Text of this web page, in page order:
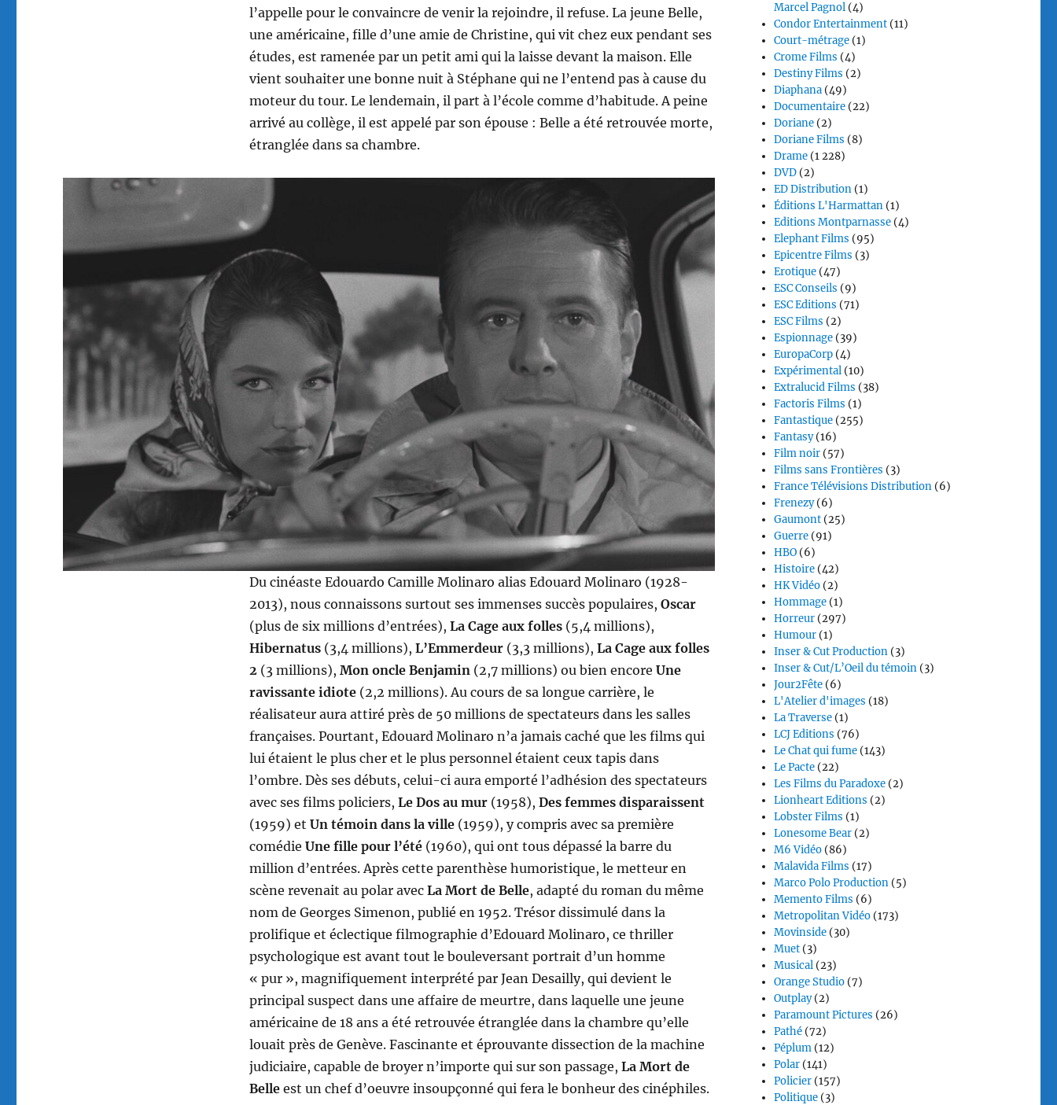
l’appelle pour le convaincre de venir la rejoindre, il refuse. La jeune Belle,
une américaine, fille d’une amie de Christine, qui vit chez eux pendant ses
études, est ramenée par un petit ami qui la laisse devant la maison. Elle
vient souhaiter une bonne nuit à Stéphane qui ne l’entend pas à cause du
moteur du tour. Le lendemain, il part à l’école comme d’habitude. A peine
arrivé au collège, il est appelé par son épouse : Belle a été retrouvée morte,
étranglée dans sa chambre.
Du cinéaste Edouardo Camille Molinaro alias Edouard Molinaro (1928-
2013), nous connaissons surtout ses immenses succès populaires, Oscar
(plus de six millions d’entrées), La Cage aux folles (5,4 millions),
Hibernatus(3,4 millions), L’Emmerdeur(3,3 millions), La Cage aux folles
2(3 millions), Mon oncle Benjamin(2,7 millions) ou bien encore Une
ravissante idiote(2,2 millions). Au cours de sa longue carrière, le
réalisateur aura attiré près de 50 millions de spectateurs dans les salles
françaises. Pourtant, Edouard Molinaro n’a jamais caché que les films qui
lui étaient le plus cher et le plus personnel étaient ceux tapis dans
l’ombre. Dès ses débuts, celui-ci aura emporté l’adhésion des spectateurs
avec ses films policiers, Le Dos au mur(1958), Des femmes disparaissent
(1959) et Un témoin dans la ville(1959), y compris avec sa première
comédie Une fille pour l’été(1960), qui ont tous dépassé la barre du
million d’entrées. Après cette parenthèse humoristique, le metteur en
scène revenait au polar avec La Mort de Belle, adapté du roman du même
nom de Georges Simenon, publié en 1952. Trésor dissimulé dans la
prolifique et éclectique filmographie d’Edouard Molinaro, ce thriller
psychologique est avant tout le bouleversant portrait d’un homme
« pur », magnifiquement interprété par Jean Desailly, qui devient le
principal suspect dans une affaire de meurtre, dans laquelle une jeune
américaine de 18 ans a été retrouvée étranglée dans la chambre qu’elle
louait près de Genève. Fascinante et éprouvante dissection de la machine
judiciaire, capable de broyer n’importe qui sur son passage, La Mort de
Belleest un chef d’oeuvre insoupçonné qui fera le bonheur des cinéphiles.
Marcel Pagnol (4)
Condor Entertainment (11)
Court-métrage (1)
Crome Films (4)
Destiny Films (2)
Diaphana (49)
Documentaire (22)
Doriane (2)
Doriane Films (8)
Drame (1 228)
DVD (2)
ED Distribution (1)
Éditions L'Harmattan (1)
Editions Montparnasse (4)
Elephant Films (95)
Epicentre Films (3)
Erotique (47)
ESC Conseils (9)
ESC Editions (71)
ESC Films (2)
Espionnage (39)
EuropaCorp (4)
Expérimental (10)
Extralucid Films (38)
Factoris Films (1)
Fantastique (255)
Fantasy(16)
Film noir (57)
Films sans Frontières (3)
France Télévisions Distribution (6)
Frenezy(6)
Gaumont (25)
Guerre (91)
HBO (6)
Histoire (42)
HK Vidéo (2)
Hommage (1)
Horreur (297)
Humour (1)
Inser & Cut Production (3)
Inser & Cut/L’Oeil du témoin (3)
Jour2Fête (6)
L'Atelier d'images (18)
La Traverse (1)
LCJ Editions (76)
Le Chat qui fume (143)
Le Pacte (22)
Les Films du Paradoxe (2)
Lionheart Editions (2)
Lobster Films (1)
Lonesome Bear (2)
M6 Vidéo (86)
Malavida Films (17)
Marco Polo Production (5)
Memento Films (6)
Metropolitan Vidéo (173)
Movinside (30)
Muet (3)
Musical (23)
Orange Studio (7)
Outplay(2)
Paramount Pictures (26)
Pathé (72)
Péplum (12)
Polar (141)
Policier (157)
Politique (3)